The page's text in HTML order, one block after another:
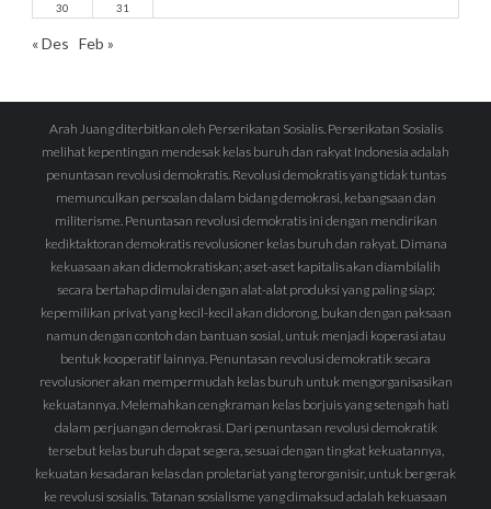
30
31
« Des Feb »
Arah Juang diterbitkan oleh Perserikatan Sosialis. Perserikatan Sosialis
melihat kepentingan mendesak kelas buruh dan rakyat Indonesia adalah
penuntasan revolusi demokratis. Revolusi demokratis yang tidak tuntas
memunculkan persoalan dalam bidang demokrasi, kebangsaan dan
militerisme. Penuntasan revolusi demokratis ini dengan mendirikan
kediktaktoran demokratis revolusioner kelas buruh dan rakyat. Dimana
kekuasaan akan didemokratiskan; aset-aset kapitalis akan diambilalih
secara bertahap dimulai dengan alat-alat produksi yang paling siap;
kepemilikan privat yang kecil-kecil akan didorong, bukan dengan paksaan
namun dengan contoh dan bantuan sosial, untuk menjadi koperasi atau
bentuk kooperatif lainnya. Penuntasan revolusi demokratik secara
revolusioner akan mempermudah kelas buruh untuk mengorganisasikan
kekuatannya. Melemahkan cengkraman kelas borjuis yang setengah hati
dalam perjuangan demokrasi. Dari penuntasan revolusi demokratik
tersebut kelas buruh dapat segera, sesuai dengan tingkat kekuatannya,
kekuatan kesadaran kelas dan proletariat yang terorganisir, untuk bergerak
ke revolusi sosialis. Tatanan sosialisme yang dimaksud adalah kekuasaan